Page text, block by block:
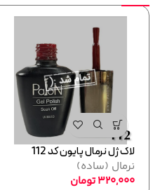
لاک ژل نرمال پایون کد 112
نرمال (ساده)
320,000تومان